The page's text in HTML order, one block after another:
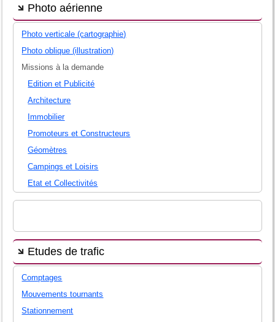
Photo aérienne
Photo verticale (cartographie)
Photo oblique (illustration)
Missions à la demande
Edition et Publicité
Architecture
Immobilier
Promoteurs et Constructeurs
Géomètres
Campings et Loisirs
Etat et Collectivités
Etudes de trafic
Comptages
Mouvements tournants
Stationnement